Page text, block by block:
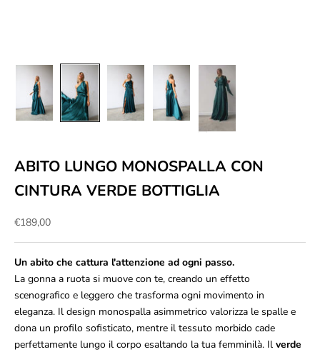
ABITO LUNGO MONOSPALLA CON
CINTURA VERDE BOTTIGLIA
Prezzo scontato
€189,00
Un abito che cattura l'attenzione ad ogni passo.
La gonna a ruota si muove con te, creando un effetto
scenografico e leggero che trasforma ogni movimento in
eleganza. Il design monospalla asimmetrico valorizza le spalle e
dona un profilo sofisticato, mentre il tessuto morbido cade
perfettamente lungo il corpo esaltando la tua femminilà. Il verde